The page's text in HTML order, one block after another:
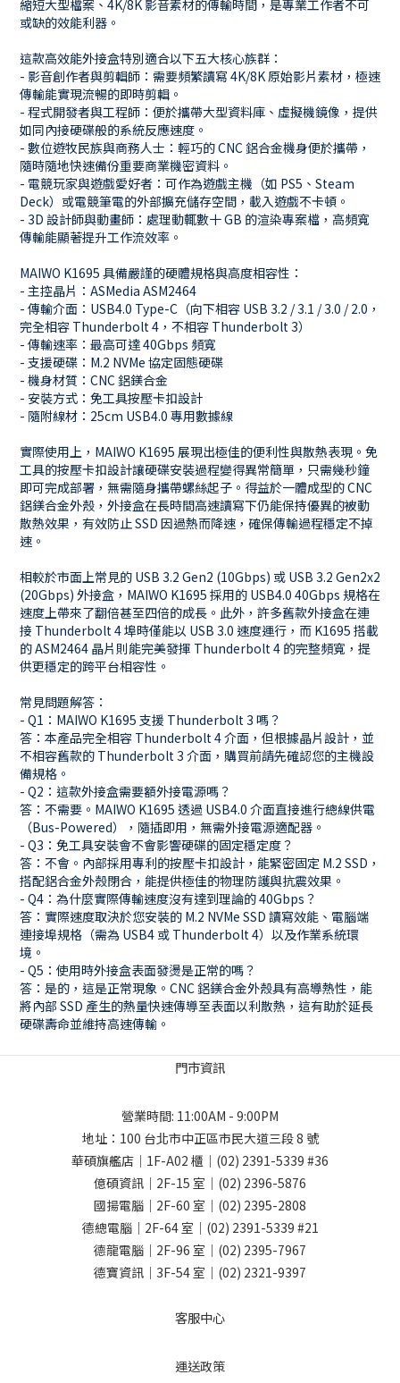
縮短大型檔案、4K/8K 影音素材的傳輸時間，是專業工作者不可
或缺的效能利器。
這款高效能外接盒特別適合以下五大核心族群：
- 影音創作者與剪輯師：需要頻繁讀寫 4K/8K 原始影片素材，極速
傳輸能實現流暢的即時剪輯。
- 程式開發者與工程師：便於攜帶大型資料庫、虛擬機鏡像，提供
如同內接硬碟般的系統反應速度。
- 數位遊牧民族與商務人士：輕巧的 CNC 鋁合金機身便於攜帶，
隨時隨地快速備份重要商業機密資料。
- 電競玩家與遊戲愛好者：可作為遊戲主機（如 PS5、Steam
Deck）或電競筆電的外部擴充儲存空間，載入遊戲不卡頓。
- 3D 設計師與動畫師：處理動輒數十 GB 的渲染專案檔，高頻寬
傳輸能顯著提升工作流效率。
MAIWO K1695 具備嚴謹的硬體規格與高度相容性：
- 主控晶片：ASMedia ASM2464
- 傳輸介面：USB4.0 Type-C（向下相容 USB 3.2 / 3.1 / 3.0 / 2.0，
完全相容 Thunderbolt 4，不相容 Thunderbolt 3）
- 傳輸速率：最高可達 40Gbps 頻寬
- 支援硬碟：M.2 NVMe 協定固態硬碟
- 機身材質：CNC 鋁鎂合金
- 安裝方式：免工具按壓卡扣設計
- 隨附線材：25cm USB4.0 專用數據線
實際使用上，MAIWO K1695 展現出極佳的便利性與散熱表現。免
工具的按壓卡扣設計讓硬碟安裝過程變得異常簡單，只需幾秒鐘
即可完成部署，無需隨身攜帶螺絲起子。得益於一體成型的 CNC
鋁鎂合金外殼，外接盒在長時間高速讀寫下仍能保持優異的被動
散熱效果，有效防止 SSD 因過熱而降速，確保傳輸過程穩定不掉
速。
相較於市面上常見的 USB 3.2 Gen2 (10Gbps) 或 USB 3.2 Gen2x2
(20Gbps) 外接盒，MAIWO K1695 採用的 USB4.0 40Gbps 規格在
速度上帶來了翻倍甚至四倍的成長。此外，許多舊款外接盒在連
接 Thunderbolt 4 埠時僅能以 USB 3.0 速度運行，而 K1695 搭載
的 ASM2464 晶片則能完美發揮 Thunderbolt 4 的完整頻寬，提
供更穩定的跨平台相容性。
常見問題解答：
- Q1：MAIWO K1695 支援 Thunderbolt 3 嗎？
答：本產品完全相容 Thunderbolt 4 介面，但根據晶片設計，並
不相容舊款的 Thunderbolt 3 介面，購買前請先確認您的主機設
備規格。
- Q2：這款外接盒需要額外接電源嗎？
答：不需要。MAIWO K1695 透過 USB4.0 介面直接進行總線供電
（Bus-Powered），隨插即用，無需外接電源適配器。
- Q3：免工具安裝會不會影響硬碟的固定穩定度？
答：不會。內部採用專利的按壓卡扣設計，能緊密固定 M.2 SSD，
搭配鋁合金外殼閉合，能提供極佳的物理防護與抗震效果。
- Q4：為什麼實際傳輸速度沒有達到理論的 40Gbps？
答：實際速度取決於您安裝的 M.2 NVMe SSD 讀寫效能、電腦端
連接埠規格（需為 USB4 或 Thunderbolt 4）以及作業系統環
境。
- Q5：使用時外接盒表面發燙是正常的嗎？
答：是的，這是正常現象。CNC 鋁鎂合金外殼具有高導熱性，能
將內部 SSD 產生的熱量快速傳導至表面以利散熱，這有助於延長
硬碟壽命並維持高速傳輸。
門市資訊
營業時間: 11:00AM - 9:00PM
地址： 100 台北市中正區市民大道三段 8 號
華碩旗艦店｜1F-A02 櫃｜ (02) 2391-5339 #36
億碩資訊｜2F-15 室｜ (02) 2396-5876
國揚電腦｜2F-60 室｜ (02) 2395-2808
德總電腦｜2F-64 室｜ (02) 2391-5339 #21
德龍電腦｜2F-96 室｜ (02) 2395-7967
德寶資訊｜3F-54 室｜ (02) 2321-9397
客服中心
運送政策